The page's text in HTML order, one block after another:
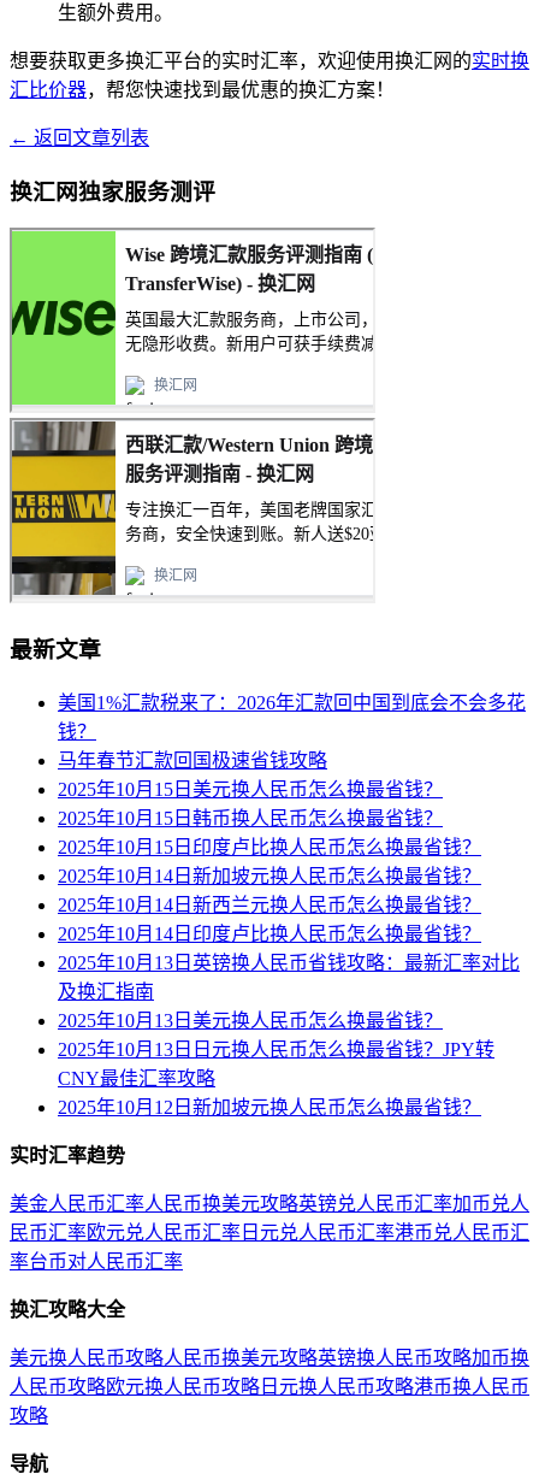
生额外费用。
想要获取更多换汇平台的实时汇率，欢迎使用换汇网的实时换
汇比价器，帮您快速找到最优惠的换汇方案！
← 返回文章列表
换汇网独家服务测评
最新文章
美国1%汇款税来了：2026年汇款回中国到底会不会多花
钱？
马年春节汇款回国极速省钱攻略
2025年10月15日美元换人民币怎么换最省钱？
2025年10月15日韩币换人民币怎么换最省钱？
2025年10月15日印度卢比换人民币怎么换最省钱？
2025年10月14日新加坡元换人民币怎么换最省钱？
2025年10月14日新西兰元换人民币怎么换最省钱？
2025年10月14日印度卢比换人民币怎么换最省钱？
2025年10月13日英镑换人民币省钱攻略：最新汇率对比
及换汇指南
2025年10月13日美元换人民币怎么换最省钱？
2025年10月13日日元换人民币怎么换最省钱？JPY转
CNY最佳汇率攻略
2025年10月12日新加坡元换人民币怎么换最省钱？
实时汇率趋势
美金人民币汇率人民币换美元攻略英镑兑人民币汇率加币兑人
民币汇率欧元兑人民币汇率 日元兑人民币汇率港币兑人民币汇
率台币对人民币汇率
换汇攻略大全
美元换人民币攻略人民币换美元攻略英镑换人民币攻略加币换
人民币攻略欧元换人民币攻略 日元换人民币攻略港币换人民币
攻略
导航